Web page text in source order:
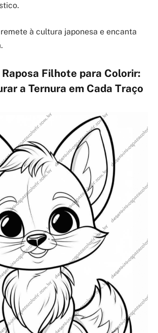
à cultura japonesa e encanta
Raposa Filhote para Colorir:
a Ternura em Cada Traço